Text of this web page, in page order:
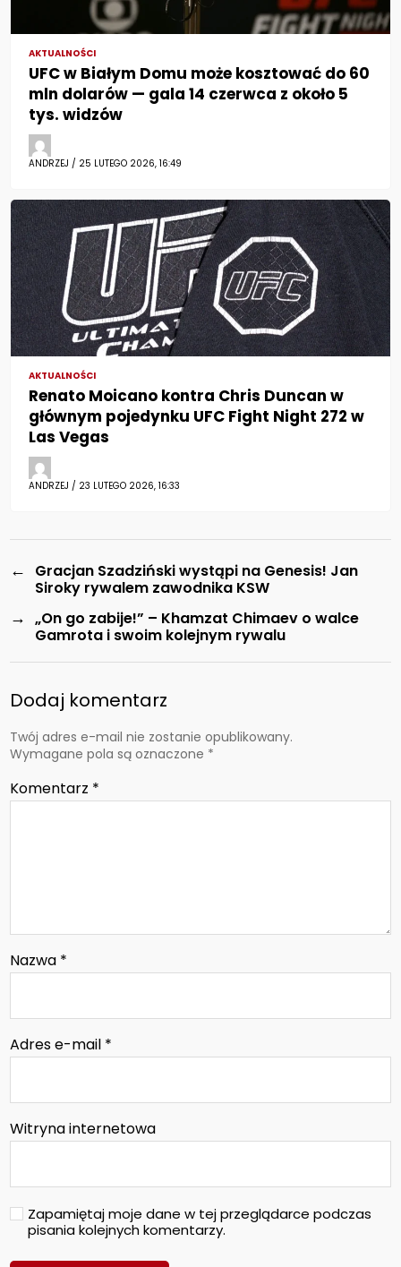
AKTUALNOŚCI
UFC w Białym Domu może kosztować do 60
mln dolarów — gala 14 czerwca z około 5
tys. widzów
ANDRZEJ / 25 LUTEGO 2026, 16:49
AKTUALNOŚCI
Renato Moicano kontra Chris Duncan w
głównym pojedynku UFC Fight Night 272 w
Las Vegas
ANDRZEJ / 23 LUTEGO 2026, 16:33
←
Gracjan Szadziński wystąpi na Genesis! Jan
Siroky rywalem zawodnika KSW
→ „On go zabije!” – Khamzat Chimaev o walce
Gamrota i swoim kolejnym rywalu
Dodaj komentarz
Twój adres e-mail nie zostanie opublikowany.
Wymagane pola są oznaczone *
Komentarz *
Nazwa *
Adres e-mail *
Witryna internetowa
Zapamiętaj moje dane w tej przeglądarce podczas
pisania kolejnych komentarzy.